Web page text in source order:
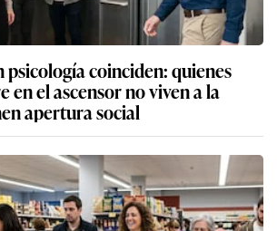
psicología coinciden: quienes
en el ascensor no viven a la
apertura social